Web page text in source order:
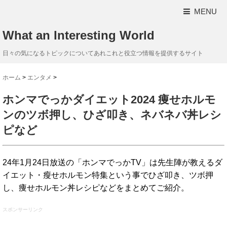
MENU
What an Interesting World
日々の気になるトピックについてあれこれと役立つ情報を提供するサイト
ホーム > エンタメ >
ホンマでっかダイエット2024 痩せホルモ
ンのツボ押し、ひざ叩き、ネバネバ丼レシ
ピなど
24年1月24日放送の「ホンマでっかTV」は先生陣が教えるダ
イエット・瘦せホルモン特集という事でひざ叩き、ツボ押
し、痩せホルモン丼レシピなどをまとめてご紹介。
スポンサーリンク